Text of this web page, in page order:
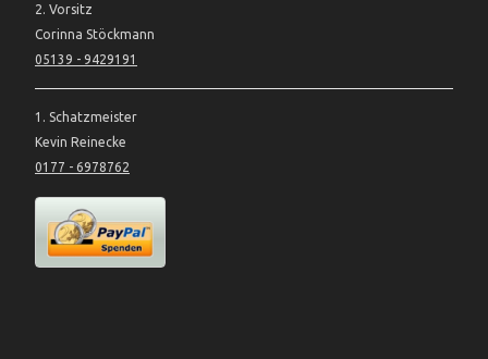
2. Vorsitz
Corinna Stöckmann
05139 - 9429191
1. Schatzmeister
Kevin Reinecke
0177 - 6978762